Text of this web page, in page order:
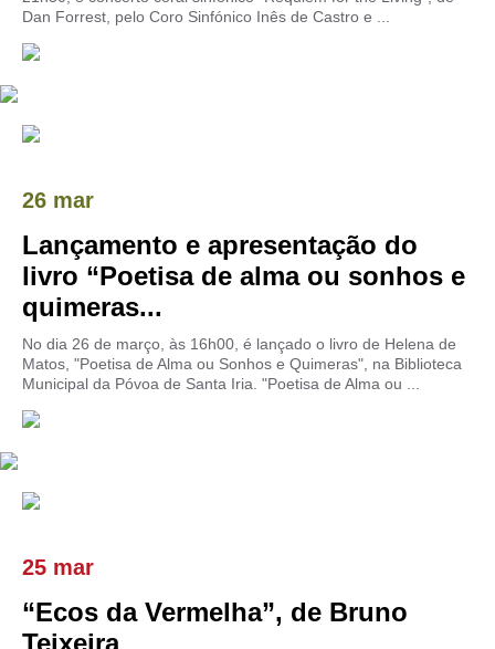
Dan Forrest, pelo Coro Sinfónico Inês de Castro e ...
26 mar
Lançamento e apresentação do
livro “Poetisa de alma ou sonhos e
quimeras...
No dia 26 de março, às 16h00, é lançado o livro de Helena de
Matos, "Poetisa de Alma ou Sonhos e Quimeras", na Biblioteca
Municipal da Póvoa de Santa Iria. "Poetisa de Alma ou ...
25 mar
“Ecos da Vermelha”, de Bruno
Teixeira